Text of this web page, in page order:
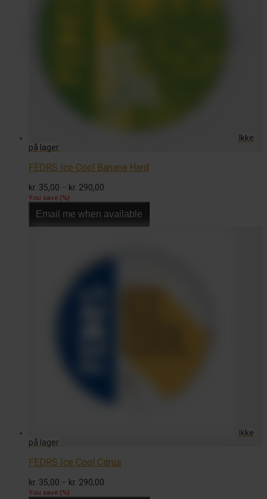
FEDRS Ice Cool Banana Hard
kr. 35,00 – kr. 290,00
kr. 290,00
You save (%)
Email me when available
FEDRS Ice Cool Citrus
kr. 35,00 – kr. 290,00
You save (%)